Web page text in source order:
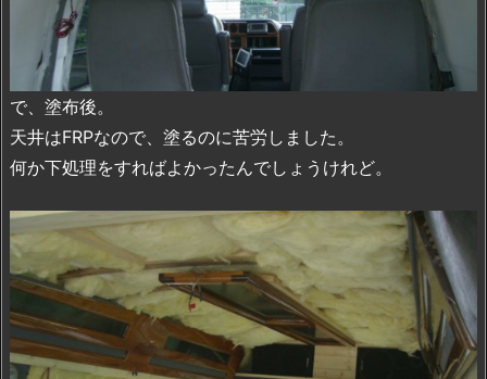
で、塗布後。
天井はFRPなので、塗るのに苦労しました。
何か下処理をすればよかったんでしょうけれど。